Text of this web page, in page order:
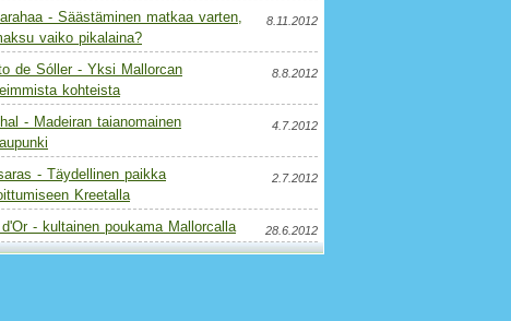
8.11.2012
- Säästäminen matkaa varten,
vaiko pikalaina?
8.8.2012
de Sóller - Yksi Mallorcan
kohteista
4.7.2012
- Madeiran taianomainen
2.7.2012
- Täydellinen paikka
Kreetalla
28.6.2012
- kultainen poukama Mallorcalla